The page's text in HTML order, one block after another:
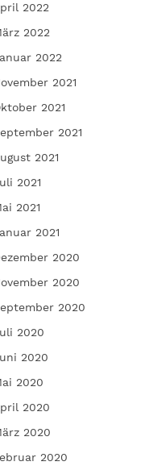
2022
2022
2022
2021
2021
2021
2021
2021
2021
2021
2020
2020
2020
2020
2020
2020
2020
2020
2020